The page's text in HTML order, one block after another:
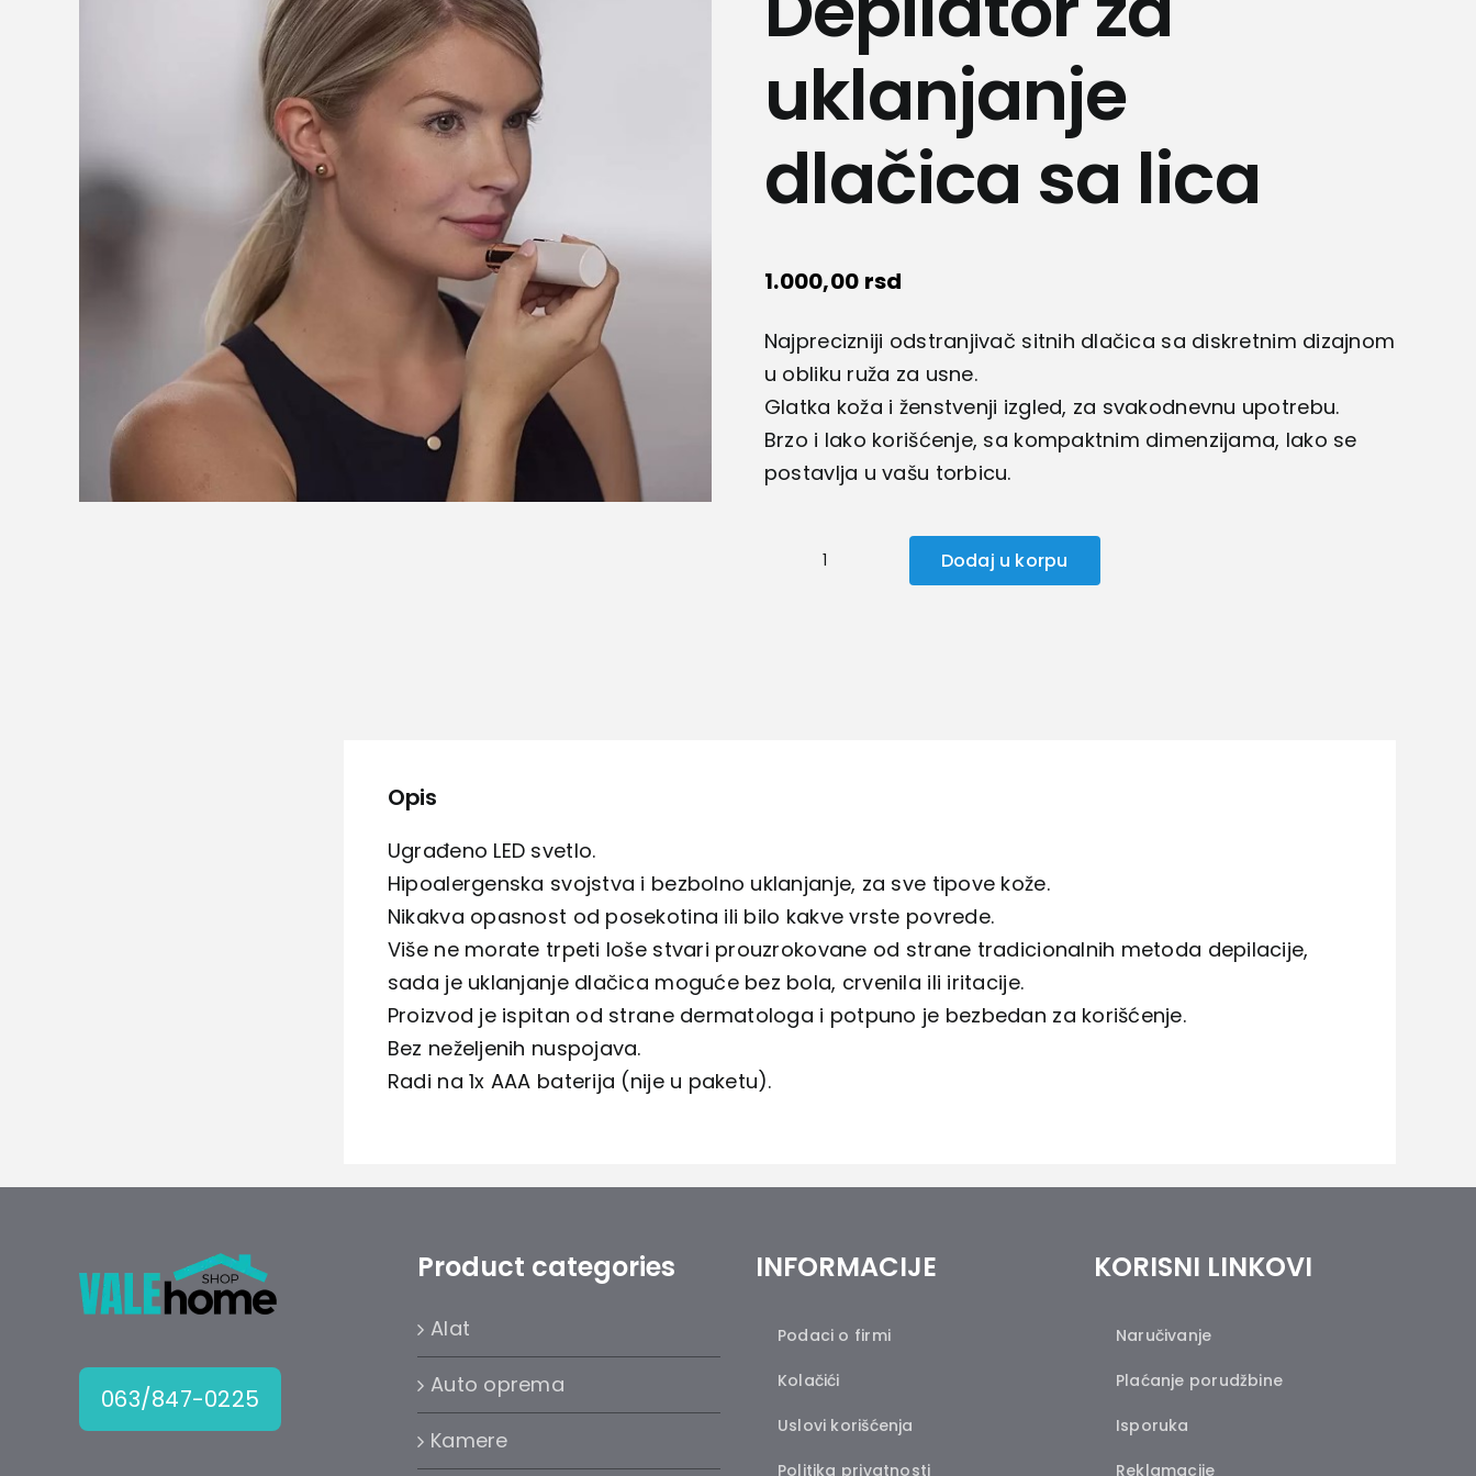
uklanjanje
dlačica sa lica
1.000,00 rsd
Najprecizniji odstranjivač sitnih dlačica sa diskretnim dizajnom
u obliku ruža za usne.
Glatka koža i ženstvenji izgled, za svakodnevnu upotrebu.
Brzo i lako korišćenje, sa kompaktnim dimenzijama, lako se
postavlja u vašu torbicu.
Flawless
Dodaj u korpu
Opis
Ugrađeno LED svetlo.
Hipoalergenska svojstva i bezbolno uklanjanje, za sve tipove kože.
Nikakva opasnost od posekotina ili bilo kakve vrste povrede.
Više ne morate trpeti loše stvari prouzrokovane od strane tradicionalnih metoda depilacije,
sada je uklanjanje dlačica moguće bez bola, crvenila ili iritacije.
Proizvod je ispitan od strane dermatologa i potpuno je bezbedan za korišćenje.
Bez neželjenih nuspojava.
Radi na 1x AAA baterija (nije u paketu).
063/847-0225
Product categories
Alat
Auto oprema
Kamere
INFORMACIJE
Podaci o firmi
Kolačići
Uslovi korišćenja
Politika privatnosti
KORISNI LINKOVI
Naručivanje
Plaćanje porudžbine
Isporuka
Reklamacije